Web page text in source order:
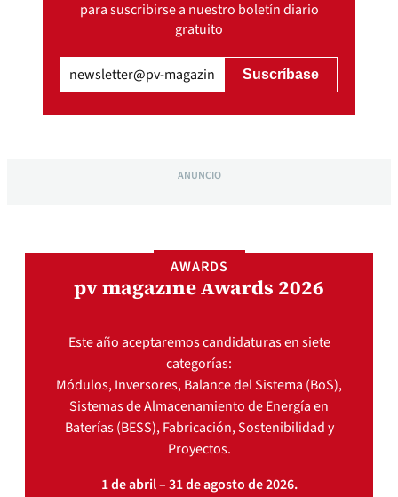
para suscribirse a nuestro boletín diario
gratuito
(Obligatorio)
ANUNCIO
AWARDS
pv magazine Awards 2026
Este año aceptaremos candidaturas en siete
categorías:
Módulos, Inversores, Balance del Sistema (BoS),
Sistemas de Almacenamiento de Energía en
Baterías (BESS), Fabricación, Sostenibilidad y
Proyectos.
1 de abril – 31 de agosto de 2026.